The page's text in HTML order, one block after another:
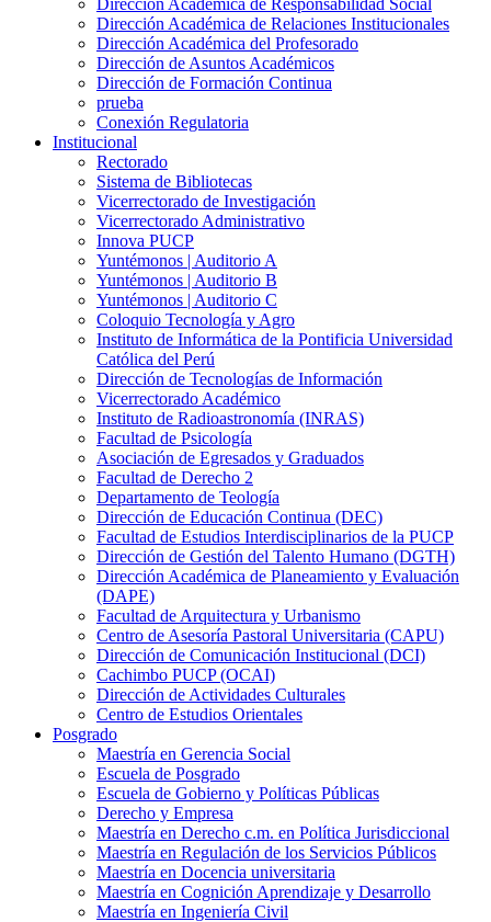
Dirección Académica de Responsabilidad Social
Dirección Académica de Relaciones Institucionales
Dirección Académica del Profesorado
Dirección de Asuntos Académicos
Dirección de Formación Continua
prueba
Conexión Regulatoria
Institucional
Rectorado
Sistema de Bibliotecas
Vicerrectorado de Investigación
Vicerrectorado Administrativo
Innova PUCP
Yuntémonos | Auditorio A
Yuntémonos | Auditorio B
Yuntémonos | Auditorio C
Coloquio Tecnología y Agro
Instituto de Informática de la Pontificia Universidad
Católica del Perú
Dirección de Tecnologías de Información
Vicerrectorado Académico
Instituto de Radioastronomía (INRAS)
Facultad de Psicología
Asociación de Egresados y Graduados
Facultad de Derecho 2
Departamento de Teología
Dirección de Educación Continua (DEC)
Facultad de Estudios Interdisciplinarios de la PUCP
Dirección de Gestión del Talento Humano (DGTH)
Dirección Académica de Planeamiento y Evaluación
(DAPE)
Facultad de Arquitectura y Urbanismo
Centro de Asesoría Pastoral Universitaria (CAPU)
Dirección de Comunicación Institucional (DCI)
Cachimbo PUCP (OCAI)
Dirección de Actividades Culturales
Centro de Estudios Orientales
Posgrado
Maestría en Gerencia Social
Escuela de Posgrado
Escuela de Gobierno y Políticas Públicas
Derecho y Empresa
Maestría en Derecho c.m. en Política Jurisdiccional
Maestría en Regulación de los Servicios Públicos
Maestría en Docencia universitaria
Maestría en Cognición Aprendizaje y Desarrollo
Maestría en Ingeniería Civil